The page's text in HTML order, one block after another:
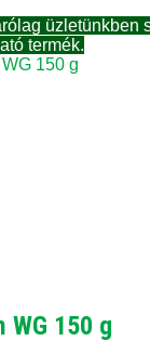
üzletünkben
termék.
WG 150 g